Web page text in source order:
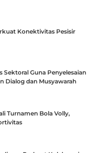
Konektivitas Pesisir
Guna Penyelesaian
Dialog dan Musyawarah
Turnamen Bola Volly,